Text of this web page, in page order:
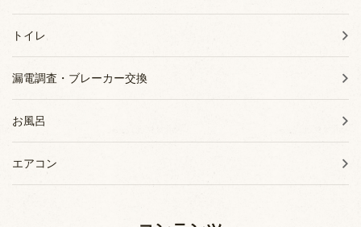
トイレ
漏電調査・ブレーカー交換
お風呂
エアコン